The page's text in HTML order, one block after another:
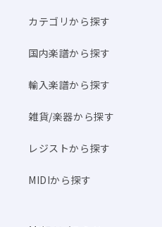
カテゴリから探す
国内楽譜から探す
輸入楽譜から探す
雑貨/楽器から探す
レジストから探す
MIDIから探す